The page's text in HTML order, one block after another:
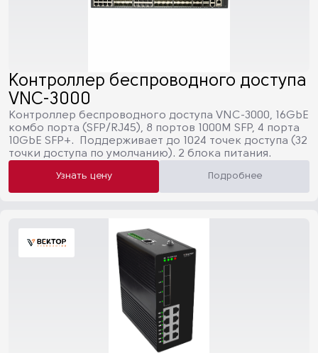
Контроллер беспроводного доступа
VNC-3000
Контроллер беспроводного доступа VNC-3000, 16GbE
комбо порта (SFP/RJ45), 8 портов 1000M SFP, 4 порта
10GbE SFP+. Поддерживает до 1024 точек доступа (32
точки доступа по умолчанию). 2 блока питания.
Узнать цену Подробнее